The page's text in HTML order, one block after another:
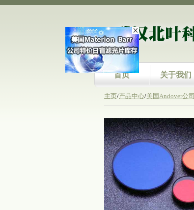
首页 关于我们
主页/产品中心/美国Andover公司